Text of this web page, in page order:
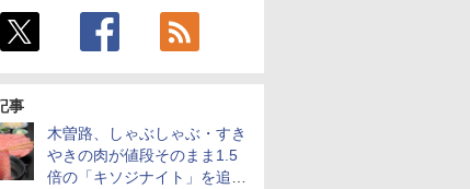
事
木曽路、しゃぶしゃぶ・すき
やきの肉が値段そのまま1.5
倍の「キソジナイト」を追加